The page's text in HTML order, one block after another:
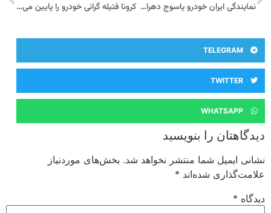
نمایندگی ایران خودرو یاسوج دهراب پور 2701 کرونا فتیله گرانی خودرو را پایین می‌کشد؟
TELEGRAM
TWITTER
WHATSAPP
دیدگاهتان را بنویسید
نشانی ایمیل شما منتشر نخواهد شد. بخش‌های موردنیاز
علامت‌گذاری شده‌اند*
دیدگاه*